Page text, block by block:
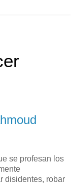
se profesan los
disidentes, robar